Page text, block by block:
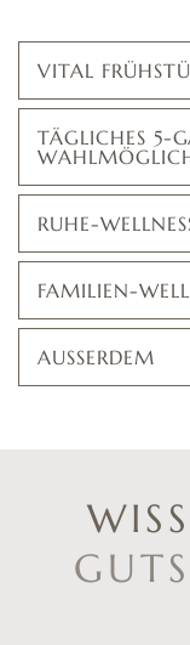
VITAL
TÄGLICHES 5-
RUHE-
FAMILIEN-
AUSSERDEM